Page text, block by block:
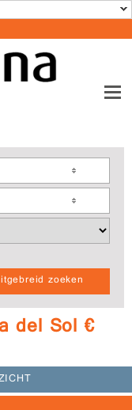
zoeken
del Sol €